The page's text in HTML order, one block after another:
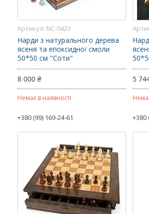
NC-0423
Нарди з натурального дерева
ясеня та епоксидної смоли
50*50 см "Соти"
8 000 ₴
Немає в наявності
+380 (99) 169-24-61
5
+380